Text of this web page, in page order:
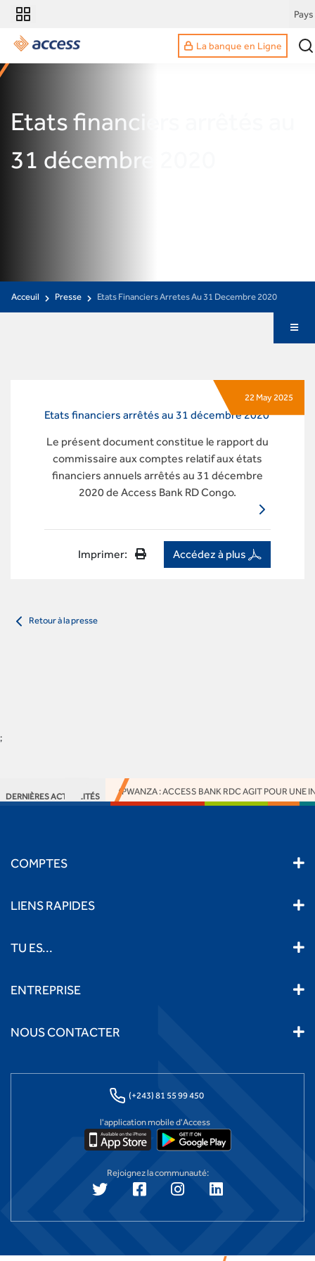
Pays
La banque en Ligne
Etats financiers arrêtés au
31 décembre 2020
Acceuil Presse Etats Financiers Arretes Au 31 Decembre 2020
22 May 2025
Etats financiers arrêtés au 31 décembre 2020
Le présent document constitue le rapport du
commissaire aux comptes relatif aux états
financiers annuels arrêtés au 31 décembre
2020 de Access Bank RD Congo.
Imprimer: Accédez à plus
Retour à la presse
;
DERNIÈRES ACTUALITÉS
ACTION RSE À KIMPWANZA : ACCESS BANK RDC AGIT POUR UNE
COMPTES
LIENS RAPIDES
TU ES...
ENTREPRISE
NOUS CONTACTER
(+243) 81 55 99 450
l'application mobile d'Access
Rejoignez la communauté: